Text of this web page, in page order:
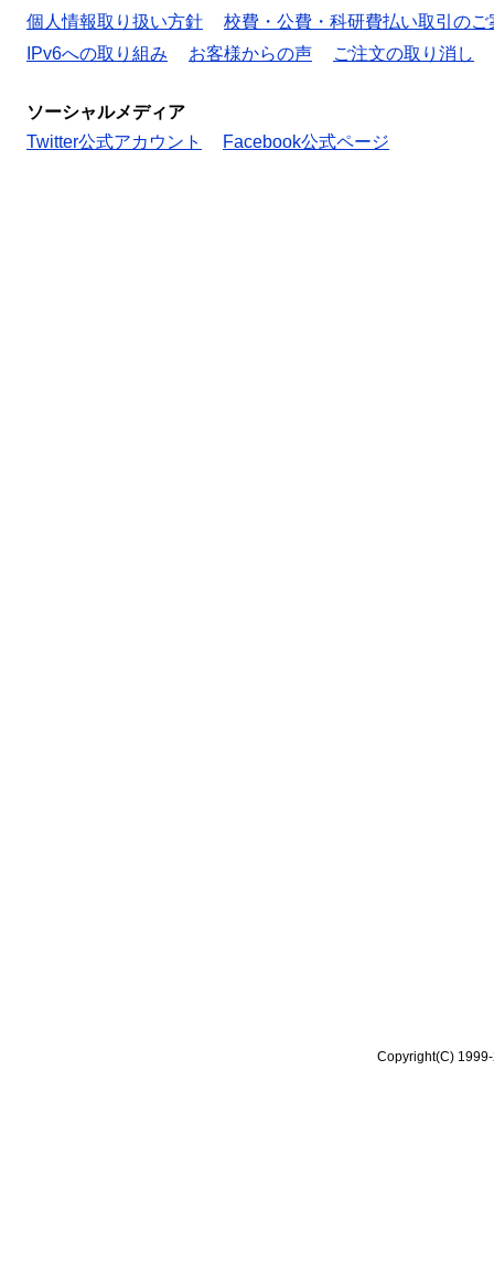
個人情報取り扱い方針
校費・公費・科研費払い取引のご
IPv6への取り組み
お客様からの声 ご注文の取り消し
ソーシャルメディア
Twitter公式アカウント
Facebook公式ページ
Copyright(C)